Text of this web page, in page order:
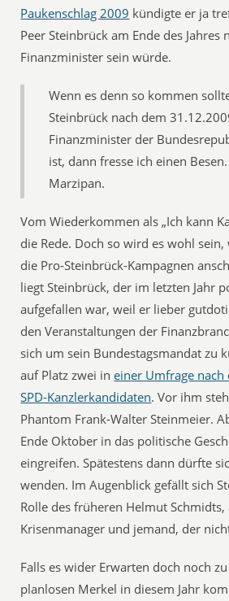
Paukenschlag 2009 kündigte er ja
Peer Steinbrück am Ende des Jahres
Finanzminister sein würde.
Wenn es denn so kommen
Steinbrück nach dem
Finanzminister der
ist, dann fresse ich einen
Marzipan.
Vom Wiederkommen als „Ich kann
die Rede. Doch so wird es wohl
die Pro-Steinbrück-Kampagnen
liegt Steinbrück, der im letzten Jahr
aufgefallen war, weil er lieber
den Veranstaltungen der
sich um sein Bundestagsmandat zu
auf Platz zwei ineiner Umfrage nach
SPD-Kanzlerkandidaten. Vor ihm
Phantom Frank-Walter Steinmeier.
Ende Oktober in das politische
eingreifen. Spätestens dann dürfte
wenden. Im Augenblick gefällt sich
Rolle des früheren Helmut Schmidts,
Krisenmanager und jemand, der
Falls es wider Erwarten doch noch
planlosen Merkel in diesem Jahr